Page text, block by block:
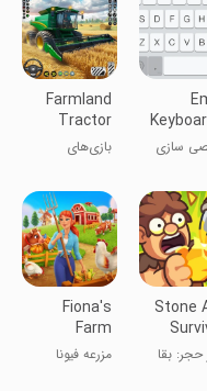
-سازی
Farmland
Tractor
Farming
Games
بازی‌های
در زمین‌های
کشاورزی
Stone
Craft
بقا
Fiona's
Farm
مزرعه فیونا